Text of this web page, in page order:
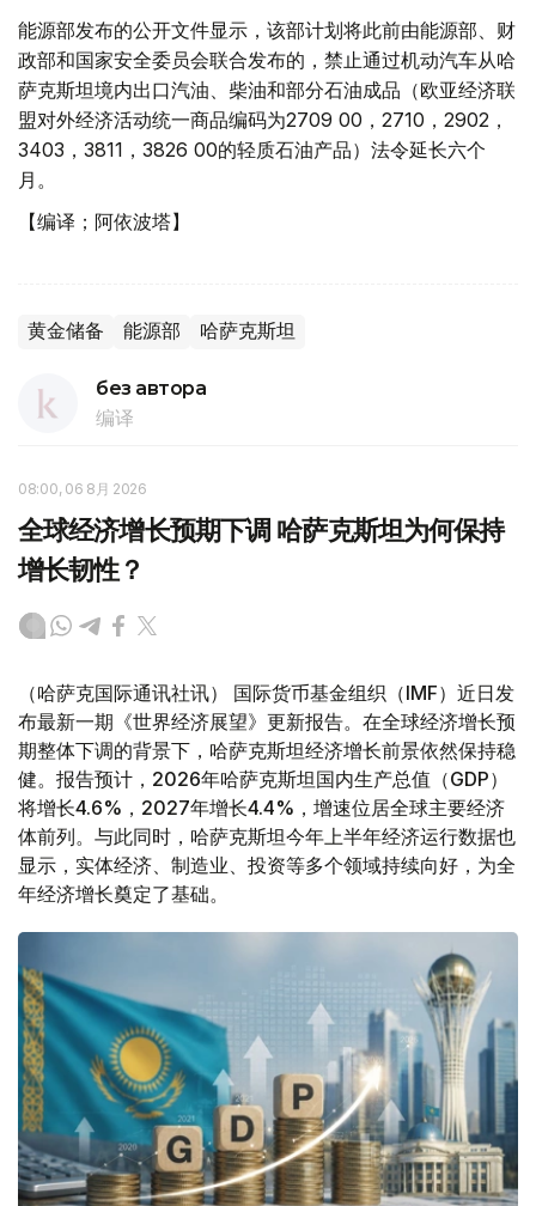
能源部发布的公开文件显示，该部计划将此前由能源部、财
政部和国家安全委员会联合发布的，禁止通过机动汽车从哈
萨克斯坦境内出口汽油、柴油和部分石油成品（欧亚经济联
盟对外经济活动统一商品编码为2709 00，2710，2902，
3403，3811，3826 00的轻质石油产品）法令延长六个
月。
【编译；阿依波塔】
黄金储备 能源部 哈萨克斯坦
без автора
编译
08:00, 06 8月 2026
全球经济增长预期下调 哈萨克斯坦为何保持
增长韧性？
（哈萨克国际通讯社讯） 国际货币基金组织（IMF）近日发
布最新一期《世界经济展望》更新报告。在全球经济增长预
期整体下调的背景下，哈萨克斯坦经济增长前景依然保持稳
健。报告预计，2026年哈萨克斯坦国内生产总值（GDP）
将增长4.6%，2027年增长4.4%，增速位居全球主要经济
体前列。与此同时，哈萨克斯坦今年上半年经济运行数据也
显示，实体经济、制造业、投资等多个领域持续向好，为全
年经济增长奠定了基础。